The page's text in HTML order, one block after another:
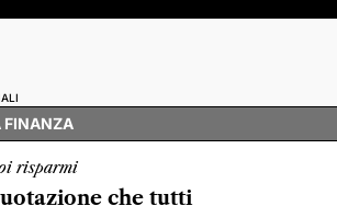
FINANZA
risparmi
che tutti